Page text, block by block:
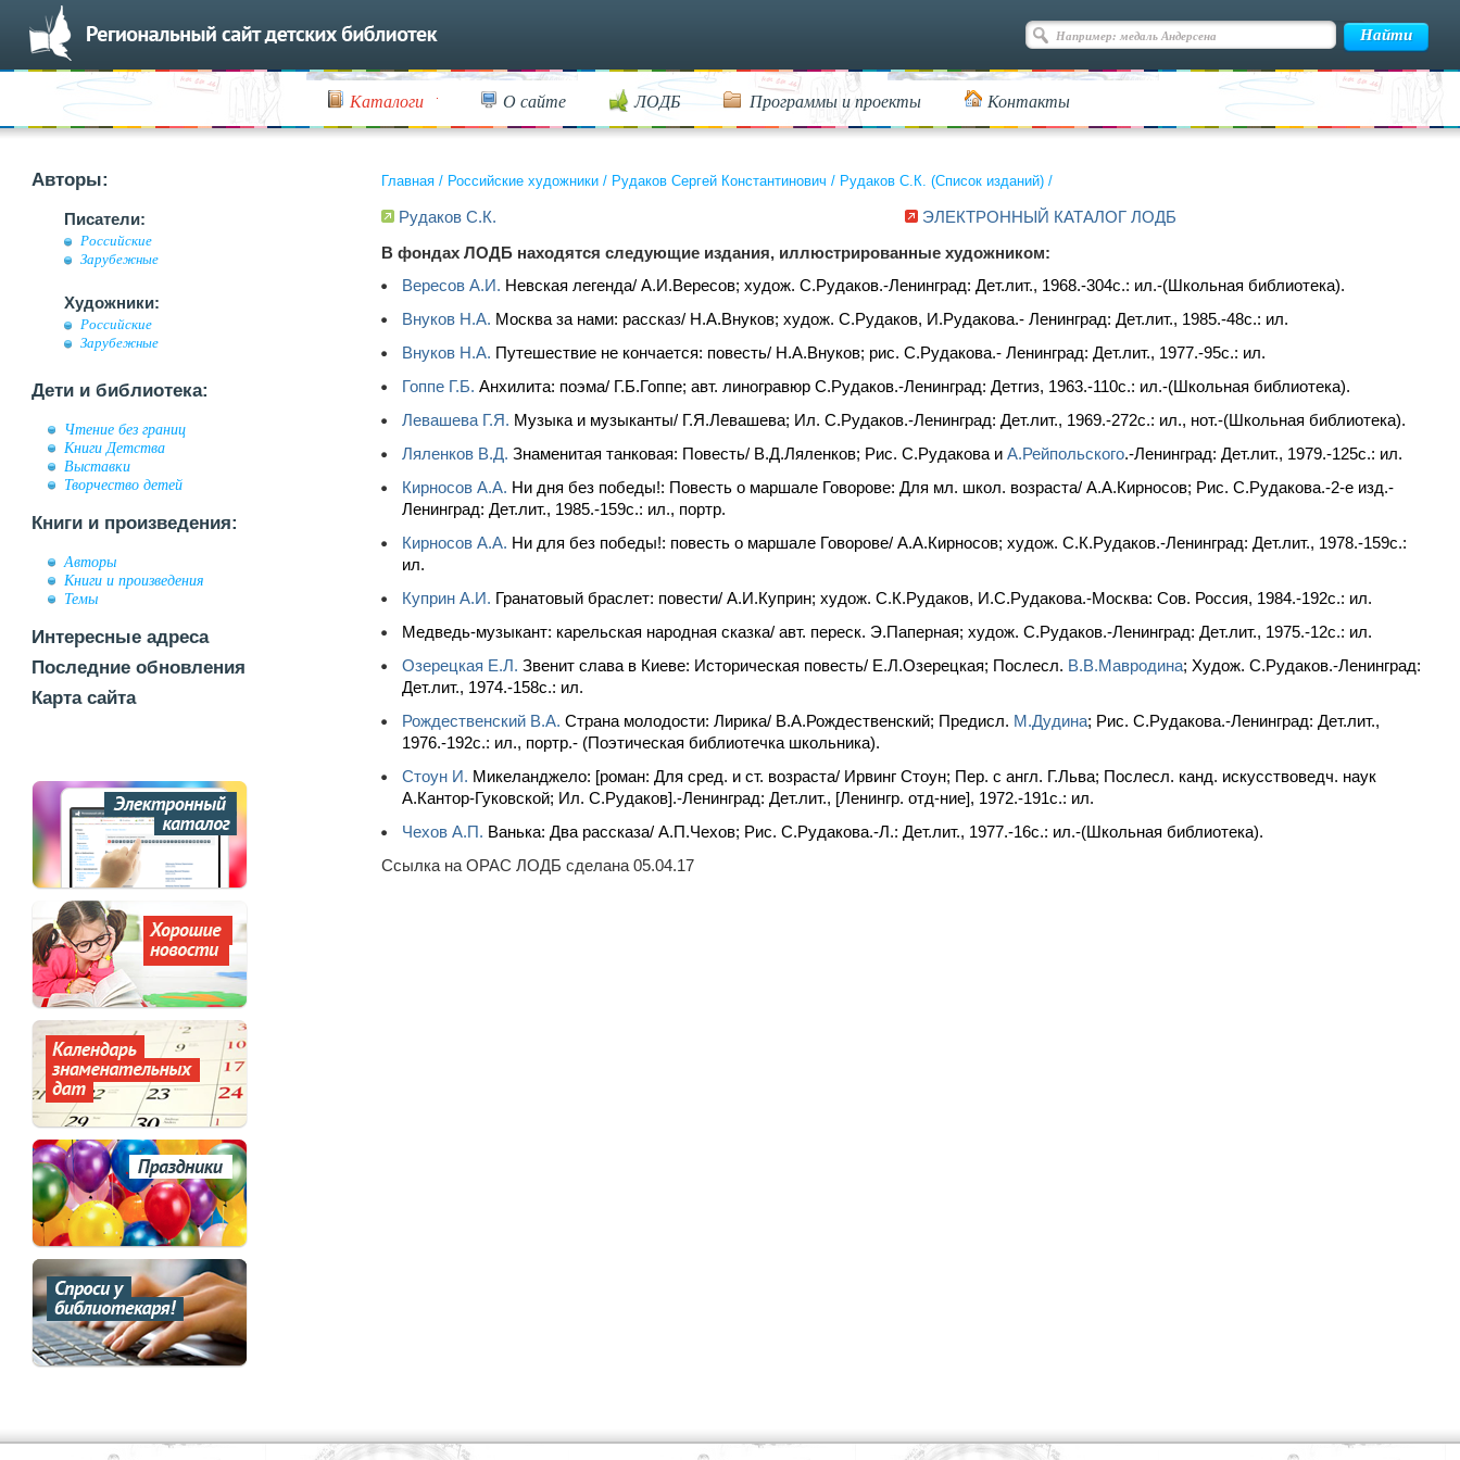
Каталоги О сайте ЛОДБ Программы и проекты Контакты
Авторы:
Писатели:
Российские
Зарубежные
Художники:
Российские
Зарубежные
Дети и библиотека:
Чтение без границ
Книги Детства
Выставки
Творчество детей
Книги и произведения:
Авторы
Книги и произведения
Темы
Интересные адреса
Последние обновления
Карта сайта
Главная / Российские художники / Рудаков Сергей Константинович / Рудаков С.К. (Список изданий) /
Рудаков С.К.
ЭЛЕКТРОННЫЙ КАТАЛОГ ЛОДБ
В фондах ЛОДБ находятся следующие издания, иллюстрированные художником:
Вересов А.И. Невская легенда/ А.И.Вересов; худож. С.Рудаков.-Ленинград: Дет.лит., 1968.-304с.: ил.-(Школьная библиотека).
Внуков Н.А. Москва за нами: рассказ/ Н.А.Внуков; худож. С.Рудаков, И.Рудакова.- Ленинград: Дет.лит., 1985.-48с.: ил.
Внуков Н.А. Путешествие не кончается: повесть/ Н.А.Внуков; рис. С.Рудакова.- Ленинград: Дет.лит., 1977.-95с.: ил.
Гоппе Г.Б. Анхилита: поэма/ Г.Б.Гоппе; авт. линогравюр С.Рудаков.-Ленинград: Детгиз, 1963.-110с.: ил.-(Школьная библиотека).
Левашева Г.Я. Музыка и музыканты/ Г.Я.Левашева; Ил. С.Рудаков.-Ленинград: Дет.лит., 1969.-272с.: ил., нот.-(Школьная библиотека).
Ляленков В.Д. Знаменитая танковая: Повесть/ В.Д.Ляленков; Рис. С.Рудакова и А.Рейпольского.-Ленинград: Дет.лит., 1979.-125с.: ил.
Кирносов А.А. Ни дня без победы!: Повесть о маршале Говорове: Для мл. школ. возраста/ А.А.Кирносов; Рис. С.Рудакова.-2-е изд.-
Ленинград: Дет.лит., 1985.-159с.: ил., портр.
Кирносов А.А. Ни для без победы!: повесть о маршале Говорове/ А.А.Кирносов; худож. С.К.Рудаков.-Ленинград: Дет.лит., 1978.-159с.:
ил.
Куприн А.И. Гранатовый браслет: повести/ А.И.Куприн; худож. С.К.Рудаков, И.С.Рудакова.-Москва: Сов. Россия, 1984.-192с.: ил.
Медведь-музыкант: карельская народная сказка/ авт. переск. Э.Паперная; худож. С.Рудаков.-Ленинград: Дет.лит., 1975.-12c.: ил.
Озерецкая Е.Л. Звенит слава в Киеве: Историческая повесть/ Е.Л.Озерецкая; Послесл. В.В.Мавродина; Худож. С.Рудаков.-Ленинград:
Дет.лит., 1974.-158с.: ил.
Рождественский В.А. Страна молодости: Лирика/ В.А.Рождественский; Предисл. М.Дудина; Рис. С.Рудакова.-Ленинград: Дет.лит.,
1976.-192с.: ил., портр.- (Поэтическая библиотечка школьника).
Стоун И. Микеланджело: [роман: Для сред. и ст. возраста/ Ирвинг Стоун; Пер. с англ. Г.Льва; Послесл. канд. искусствоведч. наук
А.Кантор-Гуковской; Ил. С.Рудаков].-Ленинград: Дет.лит., [Ленингр. отд-ние], 1972.-191с.: ил.
Чехов А.П. Ванька: Два рассказа/ А.П.Чехов; Рис. С.Рудакова.-Л.: Дет.лит., 1977.-16с.: ил.-(Школьная библиотека).
Ссылка на OPAC ЛОДБ сделана 05.04.17